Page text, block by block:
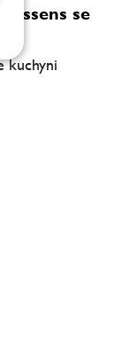
Essens se
kuchyni